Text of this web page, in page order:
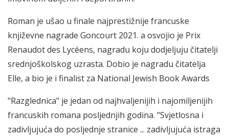
Roman je ušao u finale najprestižnije francuske
književne nagrade Goncourt 2021. a osvojio je Prix
Renaudot des Lycéens, nagradu koju dodjeljuju čitatelji
srednjoškolskog uzrasta. Dobio je nagradu čitatelja
Elle, a bio je i finalist za National Jewish Book Awards
"Razglednica" je jedan od najhvaljenijih i najomiljenijih
francuskih romana posljednjih godina. "Svjetlosna i
zadivljujuća do posljednje stranice ... zadivljujuća istraga